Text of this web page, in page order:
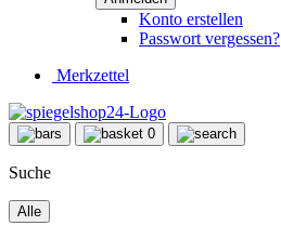
Konto erstellen
Passwort vergessen?
Merkzettel
0
Suche
Alle